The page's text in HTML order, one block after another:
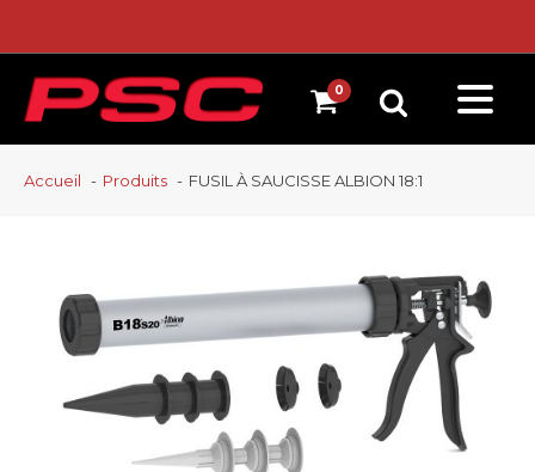
Accueil Produits FUSIL À SAUCISSE ALBION 18:1